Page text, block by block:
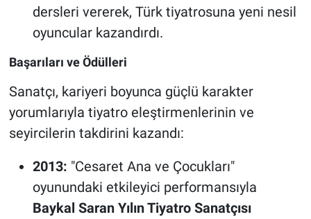
dersleri vererek, Türk tiyatrosuna yeni nesil
oyuncular kazandırdı.
Başarıları ve Ödülleri
Sanatçı, kariyeri boyunca güçlü karakter
yorumlarıyla tiyatro eleştirmenlerinin ve
seyircilerin takdirini kazandı:
2013: "Cesaret Ana ve Çocukları"
oyunundaki etkileyici performansıyla
Baykal Saran Yılın Tiyatro Sanatçısı